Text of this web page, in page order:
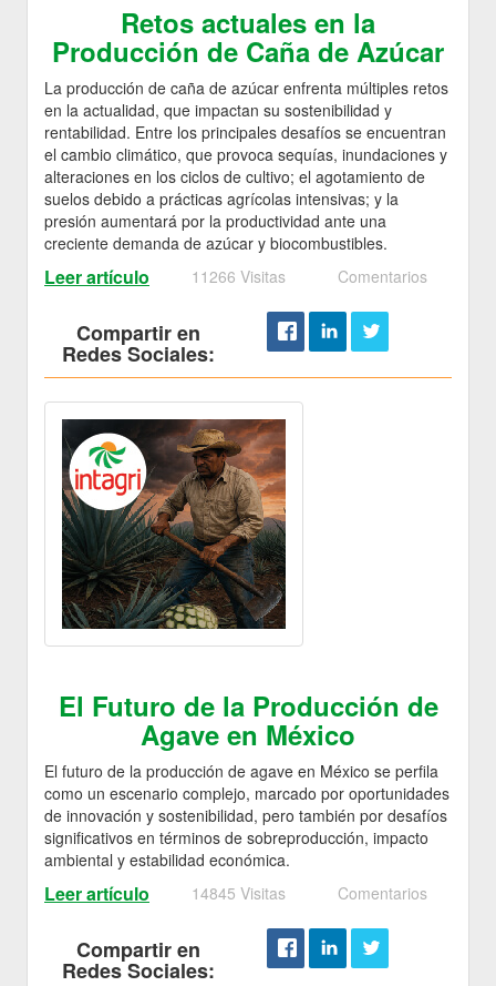
Retos actuales en la
Producción de Caña de Azúcar
La producción de caña de azúcar enfrenta múltiples retos
en la actualidad, que impactan su sostenibilidad y
rentabilidad. Entre los principales desafíos se encuentran
el cambio climático, que provoca sequías, inundaciones y
alteraciones en los ciclos de cultivo; el agotamiento de
suelos debido a prácticas agrícolas intensivas; y la
presión aumentará por la productividad ante una
creciente demanda de azúcar y biocombustibles.
Leer artículo 11266 Visitas Comentarios
Compartir en
Redes Sociales:
El Futuro de la Producción de
Agave en México
El futuro de la producción de agave en México se perfila
como un escenario complejo, marcado por oportunidades
de innovación y sostenibilidad, pero también por desafíos
significativos en términos de sobreproducción, impacto
ambiental y estabilidad económica.
Leer artículo 14845 Visitas Comentarios
Compartir en
Redes Sociales: